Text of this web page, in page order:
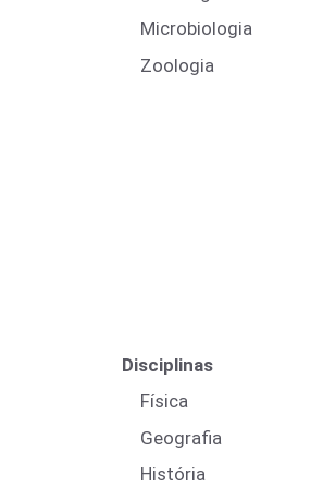
Microbiologia
Zoologia
Disciplinas
Física
Geografia
História